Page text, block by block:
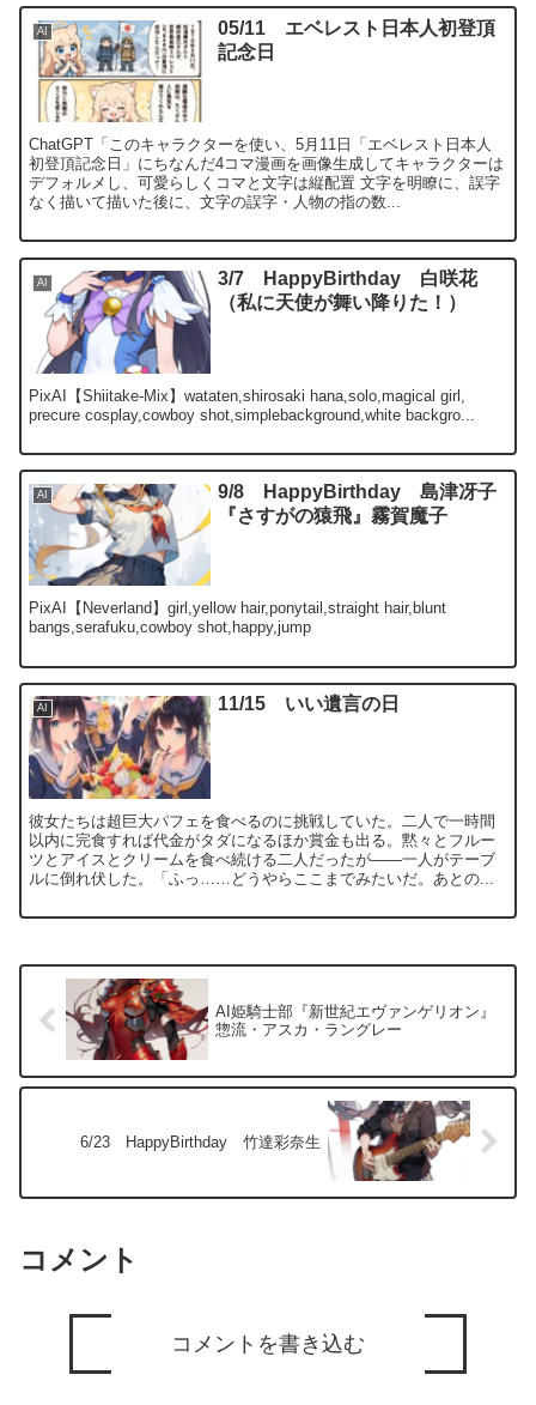
AI
05/11 エベレスト日本人初登頂
記念日
ChatGPT「このキャラクターを使い、5月11日「エベレスト日本人
初登頂記念日」にちなんだ4コマ漫画を画像生成してキャラクターは
デフォルメし、可愛らしくコマと文字は縦配置 文字を明瞭に、誤字
なく描いて描いた後に、文字の誤字・人物の指の数...
AI
3/7 HappyBirthday 白咲花
（私に天使が舞い降りた！）
PixAI【Shiitake-Mix】wataten,shirosaki hana,solo,magical girl,
precure cosplay,cowboy shot,simplebackground,white backgro...
AI
9/8 HappyBirthday 島津冴子
『さすがの猿飛』霧賀魔子
PixAI【Neverland】girl,yellow hair,ponytail,straight hair,blunt
bangs,serafuku,cowboy shot,happy,jump
AI 11/15 いい遺言の日
彼女たちは超巨大パフェを食べるのに挑戦していた。二人で一時間
以内に完食すれば代金がタダになるほか賞金も出る。黙々とフルー
ツとアイスとクリームを食べ続ける二人だったが――一人がテーブ
ルに倒れ伏した。「ふっ……どうやらここまでみたいだ。あとの...
AI姫騎士部『新世紀エヴァンゲリオン』
惣流・アスカ・ラングレー
6/23 HappyBirthday 竹達彩奈生
コメント
コメントを書き込む